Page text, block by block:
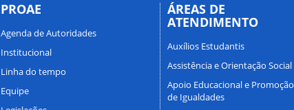
PROAE
Agenda de Autoridades
Institucional
Linha do tempo
Equipe
ÁREAS DE
ATENDIMENTO
Auxílios Estudantis
Assistência e Orientação Social
Apoio Educacional e Promoção
de Igualdades